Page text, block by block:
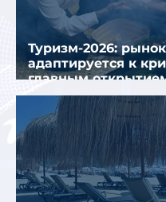
Туризм-2026: рынок
адаптируется к
главным
стал Вьетнам